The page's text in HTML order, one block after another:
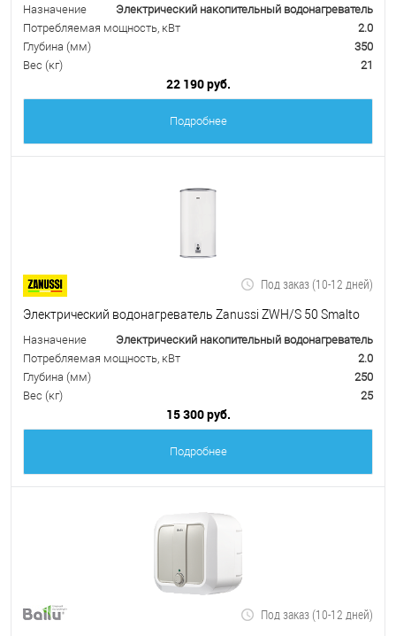
Назначение
Электрический накопительный водонагреватель
Потребляемая мощность, кВт
2.0
Глубина (мм)
350
Вес (кг)
21
22 190 руб.
Подробнее
Под заказ (10-12 дней)
Электрический водонагреватель Zanussi ZWH/S 50 Smalto
Назначение
Электрический накопительный водонагреватель
Потребляемая мощность, кВт
2.0
Глубина (мм)
250
Вес (кг)
25
15 300 руб.
Подробнее
Под заказ (10-12 дней)